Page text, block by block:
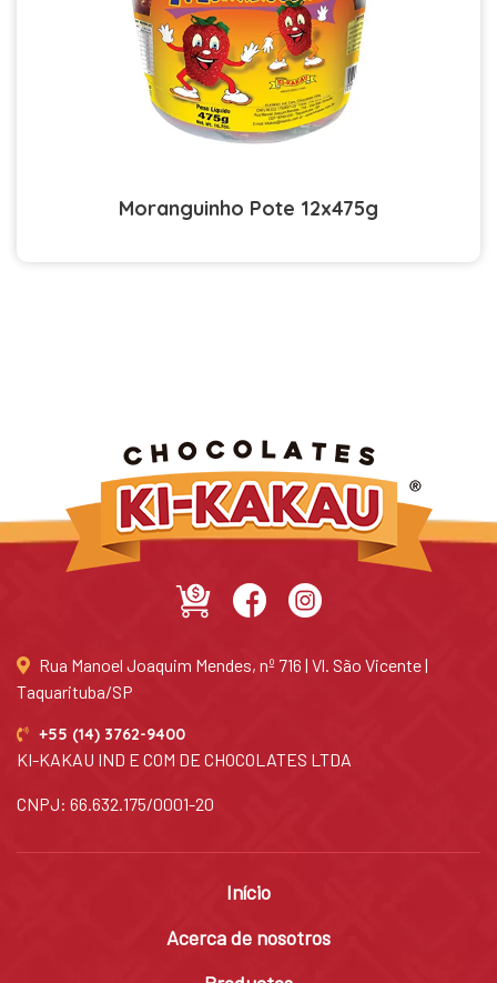
Moranguinho Pote 12x475g
Rua Manoel Joaquim Mendes, nº 716 | Vl. São Vicente |
Taquarituba/SP
+55 (14) 3762-9400
KI-KAKAU IND E COM DE CHOCOLATES LTDA
CNPJ: 66.632.175/0001-20
Início
Acerca de nosotros